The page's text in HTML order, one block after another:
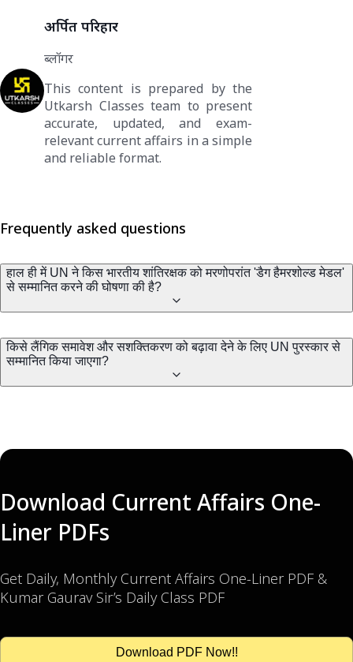
अर्पित परिहार
ब्लॉगर
This content is prepared by the
Utkarsh Classes team to present
accurate, updated, and exam-
relevant current affairs in a simple
and reliable format.
Frequently asked questions
हाल ही में UN ने किस भारतीय शांतिरक्षक को मरणोपरांत 'डैग हैमरशोल्ड मेडल'
से सम्मानित करने की घोषणा की है?
किसे लैंगिक समावेश और सशक्तिकरण को बढ़ावा देने के लिए UN पुरस्कार से
सम्मानित किया जाएगा?
Download Current Affairs One-
Liner PDFs
Get Daily, Monthly Current Affairs One-Liner PDF &
Kumar Gaurav Sir’s Daily Class PDF
Download PDF Now!!